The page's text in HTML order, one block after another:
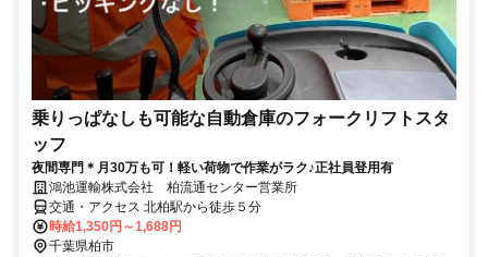
乗りっぱなしも可能な自動倉庫のフォークリフトスタ
ッフ
夜間専門＊月30万も可！軽い荷物で作業がラク♪正社員登用有
鴻池運輸株式会社 柏流通センター営業所
交通・アクセス 北柏駅から徒歩５分
時給1,350円～1,688円
千葉県柏市